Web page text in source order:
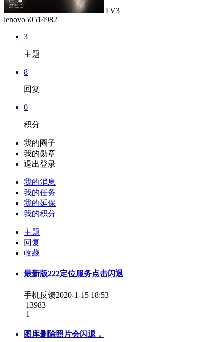
LV3
lenovo50514982
3
主题
8
回复
0
积分
我的圈子
我的勋章
退出登录
我的消息
我的任务
我的延保
我的积分
主题
回复
收藏
最新版222定位服务点击闪退
手机反馈2020-1-15 18:53
13983
1
图库删除照片会闪退，